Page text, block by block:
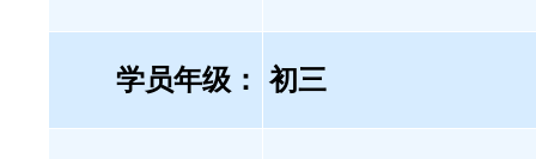
学员年级： 初三